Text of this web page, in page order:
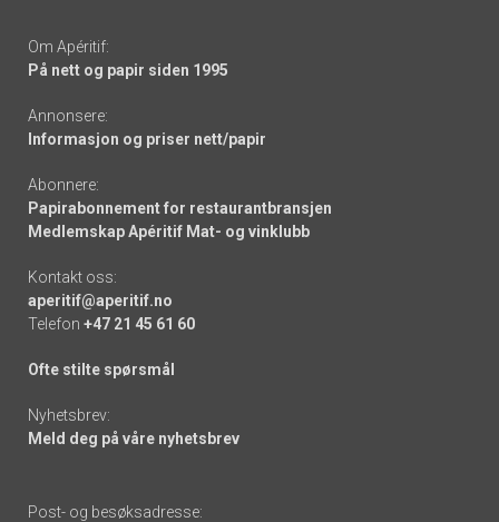
Om Apéritif:
På nett og papir siden 1995
Annonsere:
Informasjon og priser nett/papir
Abonnere:
Papirabonnement for restaurantbransjen
Medlemskap Apéritif Mat- og vinklubb
Kontakt oss:
aperitif@aperitif.no
Telefon +47 21 45 61 60
Ofte stilte spørsmål
Nyhetsbrev:
Meld deg på våre nyhetsbrev
Post- og besøksadresse: